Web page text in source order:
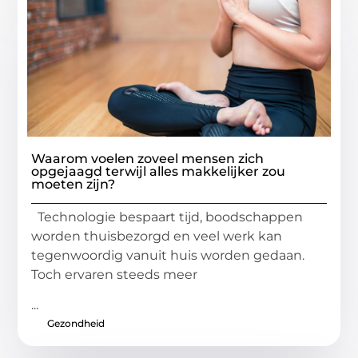
Waarom voelen zoveel mensen zich
opgejaagd terwijl alles makkelijker zou
moeten zijn?
Technologie bespaart tijd, boodschappen
worden thuisbezorgd en veel werk kan
tegenwoordig vanuit huis worden gedaan.
Toch ervaren steeds meer
...
Gezondheid